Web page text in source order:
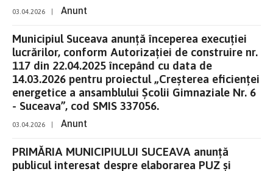
03.04.2026 Anunt
Municipiul Suceava anunță începerea execuției
lucrărilor, conform Autorizației de construire nr.
117 din 22.04.2025 începând cu data de
14.03.2026 pentru proiectul „Creșterea eficienței
energetice a ansamblului Școlii Gimnaziale Nr. 6
- Suceava”, cod SMIS 337056.
03.04.2026 Anunt
PRIMĂRIA MUNICIPIULUI SUCEAVA anunţă
publicul interesat despre elaborarea PUZ și